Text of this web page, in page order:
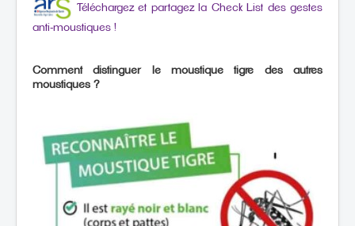
Téléchargez et partagez la Check List des gestes
anti-moustiques !
Comment distinguer le moustique tigre des autres
moustiques ?